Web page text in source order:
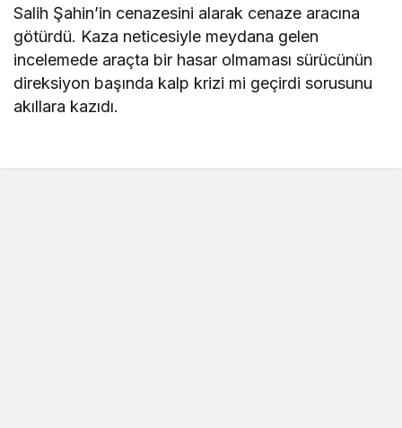
Salih Şahin’in cenazesini alarak cenaze aracına
götürdü. Kaza neticesiyle meydana gelen
incelemede araçta bir hasar olmaması sürücünün
direksiyon başında kalp krizi mi geçirdi sorusunu
akıllara kazıdı.